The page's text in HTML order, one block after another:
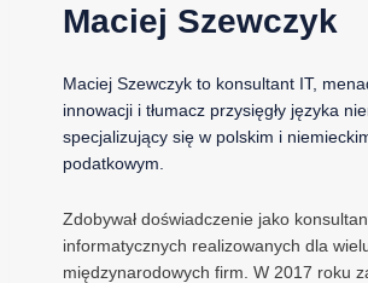
Maciej Szewczyk
Maciej Szewczyk to konsultant IT,
innowacji i tłumacz przysięgły języka
specjalizujący się w polskim i
podatkowym.
Zdobywał doświadczenie jako
informatycznych realizowanych dla
międzynarodowych firm. W 2017 roku